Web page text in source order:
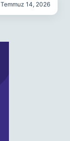
Temmuz 14, 2026